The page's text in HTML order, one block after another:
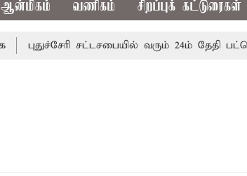
ஆன்மிகம் வணிகம் சிறப்புக் கட்டுரைகள்
புதுச்சேரி சட்டசபையில் வரும் 24ம் தேதி